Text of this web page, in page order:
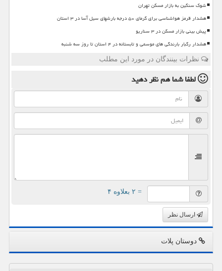
شوک سنگین به بازار مسکن تهران
هشدار قرمز هواشناسی برای گرمای ۵۰ درجه بارشهای سیل آسا در ۳ استان
پیش بینی بازار مسکن در ۳ سناریو
هشدار رگبار بارندگی های موسمی و تابستانه در ۴ استان تا روز سه شنبه
نظرات بینندگان در مورد این مطلب
لطفا شما همنظر دهید
= ۲ بعلاوه ۴
ارسال نظر
دوستان پلات